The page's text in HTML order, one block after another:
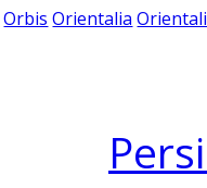
Orbis Orientalia